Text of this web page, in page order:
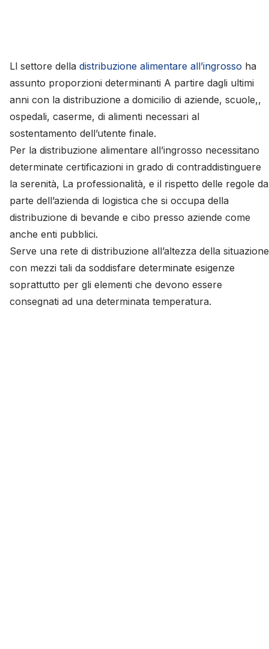
Ll settore della distribuzione alimentare all’ingrosso ha
assunto proporzioni determinanti A partire dagli ultimi
anni con la distribuzione a domicilio di aziende, scuole,,
ospedali, caserme, di alimenti necessari al
sostentamento dell’utente finale.
Per la distribuzione alimentare all’ingrosso necessitano
determinate certificazioni in grado di contraddistinguere
la serenità, La professionalità, e il rispetto delle regole da
parte dell’azienda di logistica che si occupa della
distribuzione di bevande e cibo presso aziende come
anche enti pubblici.
Serve una rete di distribuzione all’altezza della situazione
con mezzi tali da soddisfare determinate esigenze
soprattutto per gli elementi che devono essere
consegnati ad una determinata temperatura.